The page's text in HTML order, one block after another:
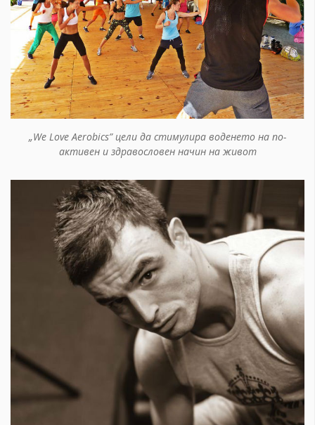
„We Love Aerobics” цели да стимулира воденето на по-
активен и здравословен начин на живот